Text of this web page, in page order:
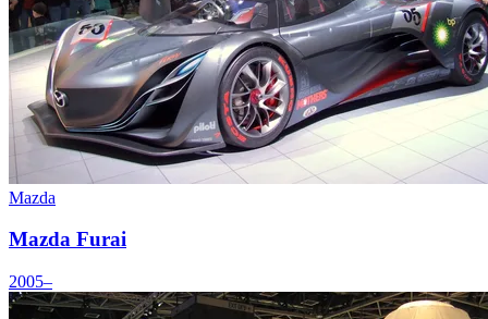
Mazda
Mazda Furai
2005–